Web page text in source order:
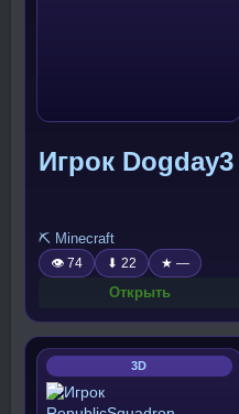
Игрок Dogday3
⛏️ Minecraft
👁 74 ⬇ 22 ★ —
Открыть
3D